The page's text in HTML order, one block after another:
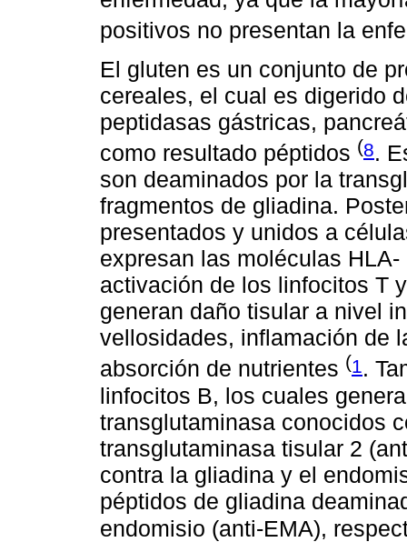
positivos no presentan la
El gluten es un conjunto de
cereales, el cual es digerido
peptidasas gástricas,
como resultado péptidos (8.
son deaminados por la
fragmentos de gliadina.
presentados y unidos a
expresan las moléculas
activación de los linfocitos T
generan daño tisular a nivel
vellosidades, inflamación de
absorción de nutrientes (1 .
linfocitos B, los cuales
transglutaminasa conocidos
transglutaminasa tisular 2
contra la gliadina y el
péptidos de gliadina
endomisio (anti-EMA),